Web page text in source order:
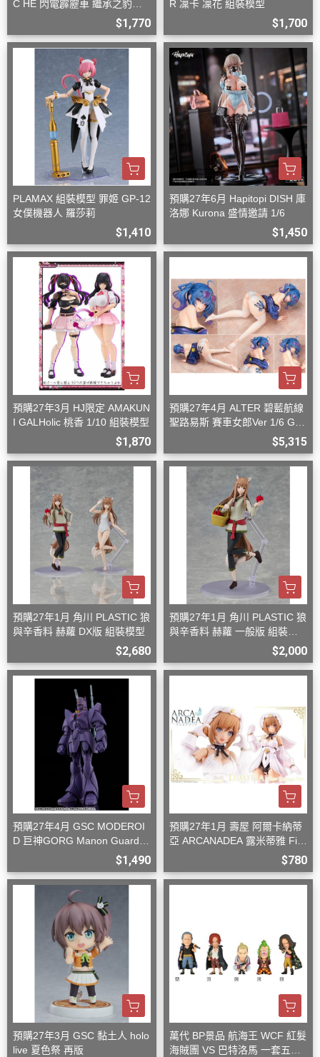
C HE 閃電霹靂車 繼承之豹魂
$1,770
R 凜卡 凜花 組裝模型
$1,700
PLAMAX 組裝模型 罪姬 GP-12
女僕機器人 羅莎莉
$1,410
預購27年6月 Hapitopi DISH 庫
洛娜 Kurona 盛情邀請 1/6
$1,450
預購27年3月 HJ限定 AMAKUN
I GALHolic 桃香 1/10 組裝模型
$1,870
預購27年4月 ALTER 碧藍航線
聖路易斯 賽車女郎Ver 1/6 G08
$5,315
預購27年1月 角川 PLASTIC 狼
與辛香料 赫蘿 DX版 組裝模型
$2,680
預購27年1月 角川 PLASTIC 狼
與辛香料 赫蘿 一般版 組裝模
$2,000
預購27年4月 GSC MODEROI
D 巨神GORG Manon Guardia
$1,490
預購27年1月 壽屋 阿爾卡納蒂
亞 ARCANADEA 露米蒂雅 Firs
$780
預購27年3月 GSC 黏土人 holo
live 夏色祭 再版
萬代 BP景品 航海王 WCF 紅髮
海賊團 VS 巴特洛馬 一套五款